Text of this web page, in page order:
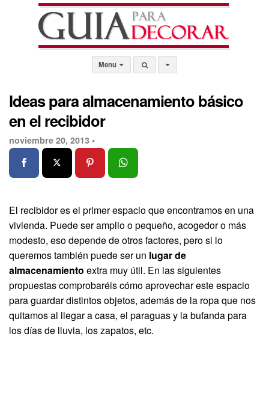
Menu
Ideas para almacenamiento básico
en el recibidor
noviembre 20, 2013 •
El recibidor es el primer espacio que encontramos en una
vivienda. Puede ser amplio o pequeño, acogedor o más
modesto, eso depende de otros factores, pero si lo
queremos también puede ser un lugar de
almacenamiento extra muy útil. En las siguientes
propuestas comprobaréis cómo aprovechar este espacio
para guardar distintos objetos, además de la ropa que nos
quitamos al llegar a casa, el paraguas y la bufanda para
los días de lluvia, los zapatos, etc.